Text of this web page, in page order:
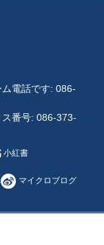
電話です: 086-
番号: 086-373-
小紅書
マイクロブログ